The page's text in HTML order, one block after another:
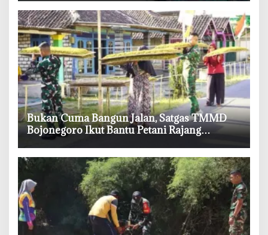
‎Bukan Cuma Bangun Jalan, Satgas TMMD
Bojonegoro Ikut Bantu Petani Rajang
Tembakau